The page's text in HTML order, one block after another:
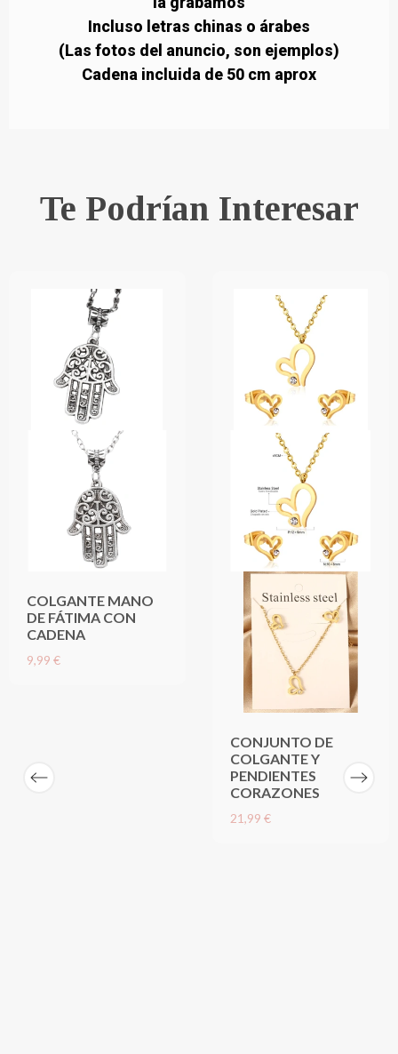
Incluso letras chinas o árabes
(Las fotos del anuncio, son ejemplos)
Cadena incluida de 50 cm aprox
Te Podrían Interesar
COLGANTE MANO
DE FÁTIMA CON
CADENA
9,99 €
CONJUNTO DE
COLGANTE Y
PENDIENTES
CORAZONES
21,99 €